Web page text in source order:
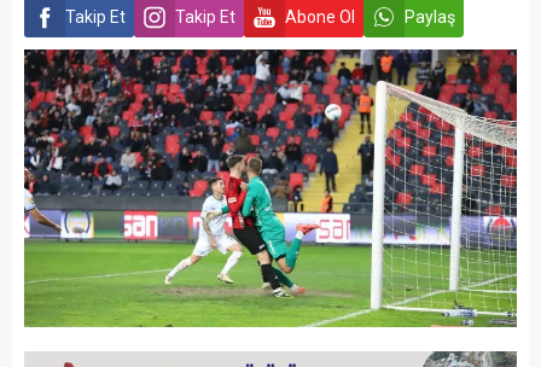
Takip Et Takip Et Abone Ol Paylaş